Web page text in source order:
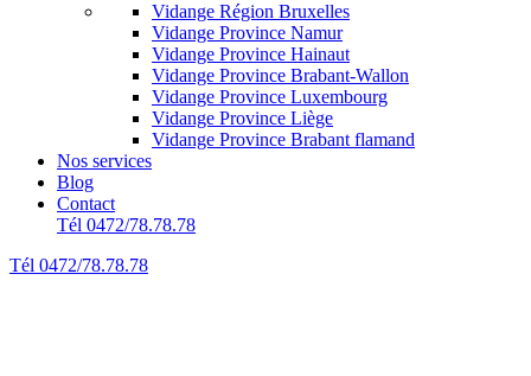
Vidange Région Bruxelles
Vidange Province Namur
Vidange Province Hainaut
Vidange Province Brabant-Wallon
Vidange Province Luxembourg
Vidange Province Liège
Vidange Province Brabant flamand
Nos services
Blog
Contact
Tél 0472/78.78.78
Tél 0472/78.78.78